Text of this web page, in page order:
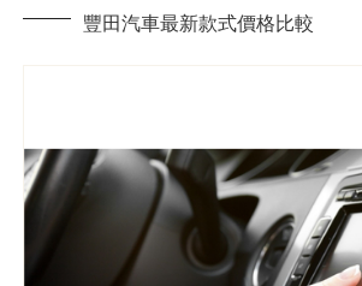
豐田汽車最新款式價格比較